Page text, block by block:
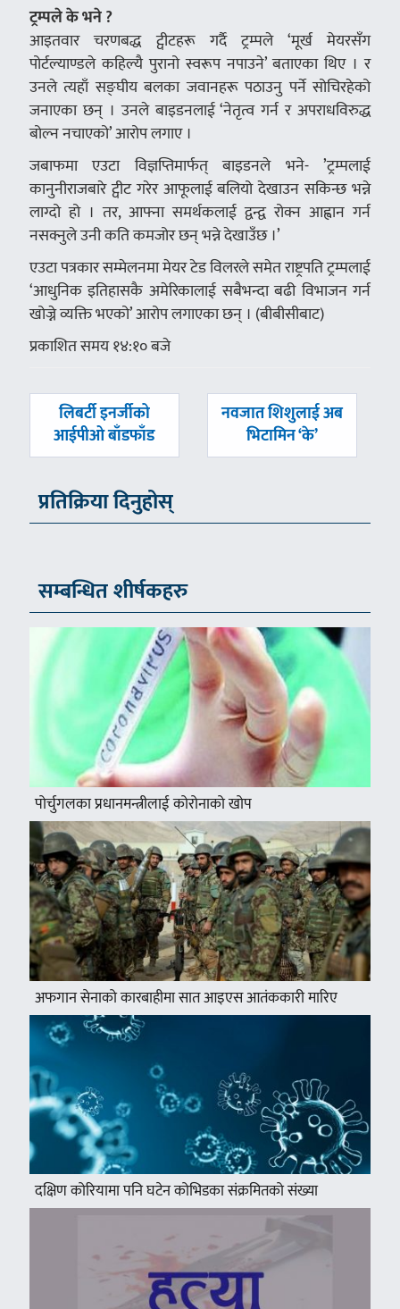
ट्रम्पले के भने ?
आइतवार चरणबद्ध ट्वीटहरू गर्दै ट्रम्पले ‘मूर्ख मेयरसँग
पोर्टल्याण्डले कहिल्यै पुरानो स्वरूप नपाउने’ बताएका थिए । र
उनले त्यहाँ सङ्घीय बलका जवानहरू पठाउनु पर्ने सोचिरहेको
जनाएका छन् । उनले बाइडनलाई ‘नेतृत्व गर्न र अपराधविरुद्ध
बोल्न नचाएको’ आरोप लगाए ।
जबाफमा एउटा विज्ञप्तिमार्फत् बाइडनले भने- ‍’ट्रम्पलाई
कानुनीराजबारे ट्वीट गरेर आफूलाई बलियो देखाउन सकिन्छ भन्ने
लाग्दो हो । तर, आफ्ना समर्थकलाई द्वन्द्व रोक्न आह्वान गर्न
नसक्नुले उनी कति कमजोर छन् भन्ने देखाउँछ ।’
एउटा पत्रकार सम्मेलनमा मेयर टेड विलरले समेत राष्ट्रपति ट्रम्पलाई
‘आधुनिक इतिहासकै अमेरिकालाई सबैभन्दा बढी विभाजन गर्न
खोज्ने व्यक्ति भएको’ आरोप लगाएका छन् । (बीबीसीबाट)
प्रकाशित समय १४:१० बजे
पछिल्लाे
-
लिबर्टी इनर्जीको
आईपीओ बाँडफाँड
अघिल्लाे
नवजात शिशुलाई अब
भिटामिन ‘के’
प्रतिक्रिया दिनुहोस्
सम्बन्धित शीर्षकहरु
पोर्चुगलका प्रधानमन्त्रीलाई कोरोनाको खोप
अफगान सेनाको कारबाहीमा सात आइएस आतंककारी मारिए
दक्षिण कोरियामा पनि घटेन कोभिडका संक्रमितको संख्या